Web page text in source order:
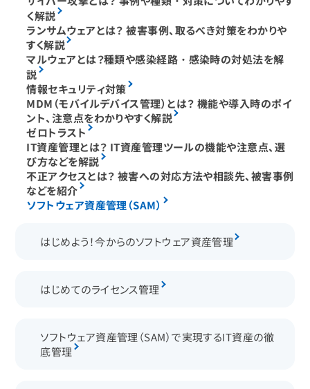
く解説
ランサムウェアとは？ 被害事例、取るべき対策をわかりや
すく解説
マルウェアとは？種類や感染経路・感染時の対処法を解
説
情報セキュリティ対策
MDM（モバイルデバイス管理）とは？ 機能や導入時のポイ
ント、注意点をわかりやすく解説
ゼロトラスト
IT資産管理とは？ IT資産管理ツールの機能や注意点、選
び方などを解説
不正アクセスとは？ 被害への対応方法や相談先、被害事例
などを紹介
ソフトウェア資産管理（SAM）
はじめよう！今からのソフトウェア資産管理
はじめてのライセンス管理
ソフトウェア資産管理（SAM）で実現するIT資産の徹
底管理